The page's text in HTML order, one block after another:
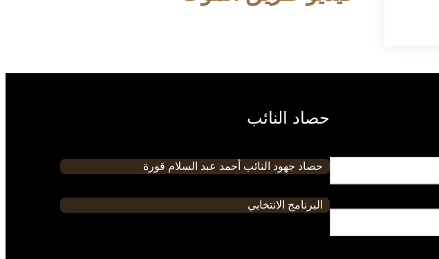
حصاد النائب
حصاد جهود النائب أحمد عبد السلام قورة
البرنامج الانتخابي